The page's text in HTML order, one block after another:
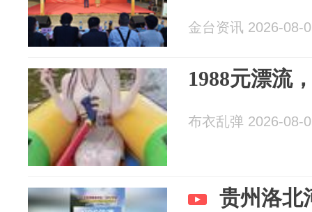
金台资讯 2026-08-
1988元漂流
布衣乱弹 2026-08-
贵州洛北